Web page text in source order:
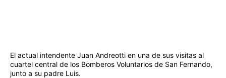
El actual intendente Juan Andreotti en una de sus visitas al
cuartel central de los Bomberos Voluntarios de San Fernando,
junto a su padre Luis.